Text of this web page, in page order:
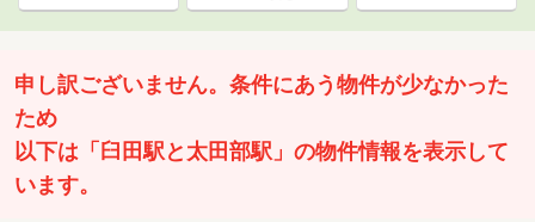
申し訳ございません。条件にあう物件が少なかった
ため
以下は「臼田駅と太田部駅」の物件情報を表示して
います。